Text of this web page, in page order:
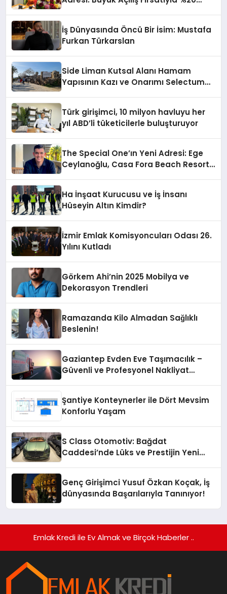
İş Dünyasında Öncü Bir İsim: Mustafa
Furkan Türkarslan
Side Liman Kutsal Alanı Hamam
Yapısının Kazı ve Onarımı Selectum
Türk girişimci, 10 milyon havluyu her
yıl ABD’li tüketicilerle buluşturuyor
The Special One’ın Yeni Adresi: Ege
Ceylanoğlu, Casa Fora Beach Resort
Ha İnşaat Kurucusu ve İş İnsanı
Hüseyin Altın Kimdir?
İzmir Emlak Komisyoncuları Odası 26.
Yılını Kutladı
Görkem Ahi’nin 2025 Mobilya ve
Dekorasyon Trendleri
Ramazanda Kilo Almadan Sağlıklı
Beslenin!
Gaziantep Evden Eve Taşımacılık –
Güvenli ve Profesyonel Nakliyat
Şantiye Konteynerler ile Dört Mevsim
Konforlu Yaşam
S Class Otomotiv: Bağdat
Caddesi’nde Lüks ve Prestijin Yeni
Genç Girişimci Yusuf Özkan Koçak, İş
dünyasında Başarılarıyla Tanınıyor!
Emlak Kredi ile Ev Almak ve Birçok Haberler ..